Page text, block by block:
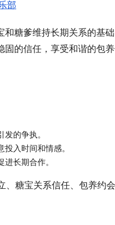
部
和糖爹维持长期关系的基
的信任，享受和谐的包养
发的争执。
投入时间和情感。
进长期合作。
、糖宝关系信任、包养约